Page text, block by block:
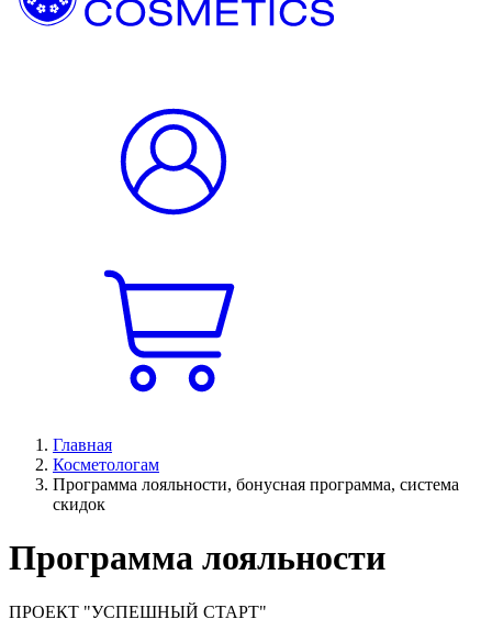
Главная
Косметологам
Программа лояльности, бонусная программа, система
скидок
Программа лояльности
ПРОЕКТ "УСПЕШНЫЙ СТАРТ"